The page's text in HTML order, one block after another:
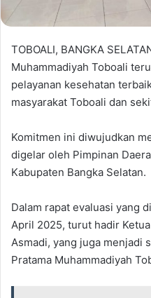
TOBOALI, BANGKA
Muhammadiyah Toboali
pelayanan kesehatan
masyarakat Toboali dan
Komitmen ini diwujudkan
digelar oleh Pimpinan
Kabupaten Bangka Selatan.
Dalam rapat evaluasi yang
April 2025, turut hadir
Asmadi, yang juga menjadi
Pratama Muhammadiyah